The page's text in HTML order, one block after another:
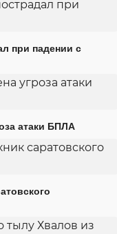
при падении с
атаки БПЛА